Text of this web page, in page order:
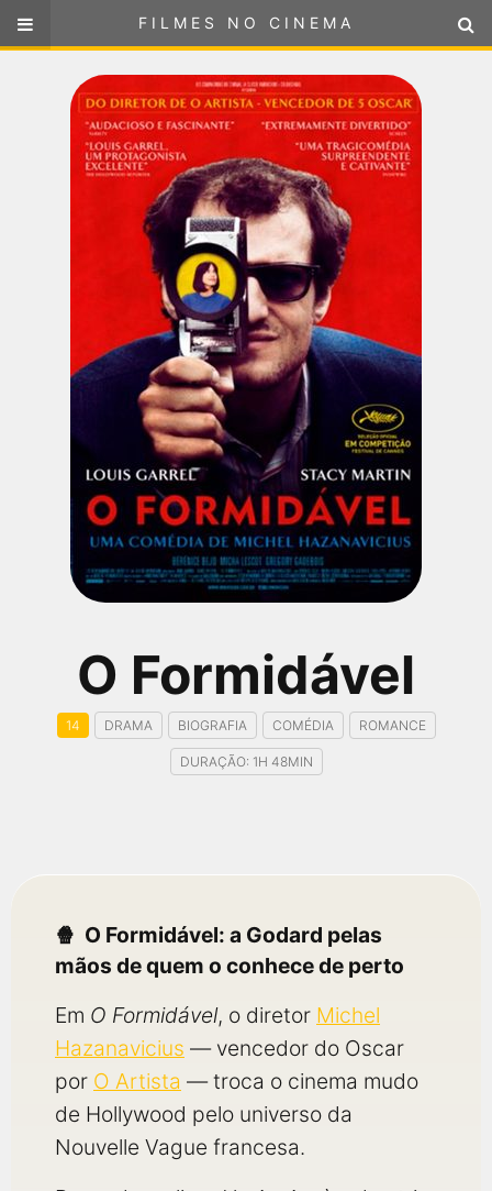
FILMES NO CINEMA
ou selecione sua localização
O Formidável
14 DRAMA BIOGRAFIA COMÉDIA ROMANCE
DURAÇÃO: 1H 48MIN
O Formidável: a Godard pelas
mãos de quem o conhece de perto
Em O Formidável, o diretor Michel
Hazanavicius — vencedor do Oscar
por O Artista — troca o cinema mudo
de Hollywood pelo universo da
Nouvelle Vague francesa.
FILMES NO CINEMA
SELECIONE SUA LOCALIZAÇÃO
FILMES EM CARTAZ
PRÓXIMOS LANÇAMENTOS
PÁGINA INICIAL
FilmesNoCinema.com.bré o maior localizador de filmes e
sessões de cinema no Brasil. Através dele, você pode
encontrar os filmes no cinema mais próximos a você ou a
qualquer cidade em território brasileiro. Você pode também
acessar informações sobre cinemas, horários, assistir aos
trailers e muito mais.